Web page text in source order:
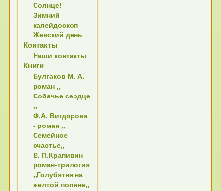
Солнце!
Зимний
калейдоскоп
Женский день
Контакты
Наши контакты
Книги
Булгаков М. А.
роман ,,
Собачье сердце
,,
Ф.А. Вигдорова
- роман ,,
Семейное
счастье,,
В. П.Крапивин
роман-трилогия
,,Голубятня на
желтой поляне,,